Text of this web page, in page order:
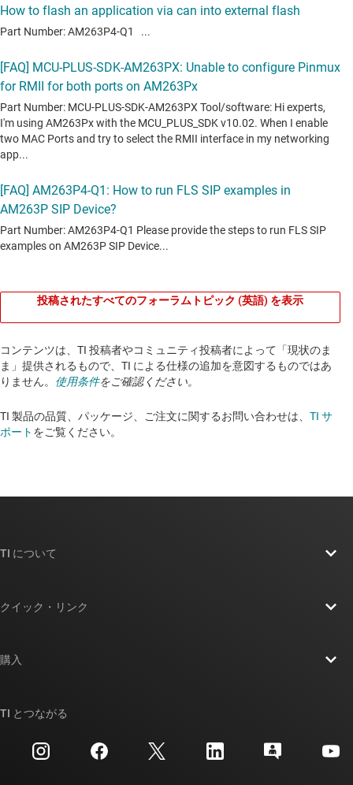
投稿されたすべてのフォーラムトピック (英語) を表示
コンテンツは、TI 投稿者やコミュニティ投稿者によって「現状のま
ま」提供されるもので、TI による仕様の追加を意図するものではあ
りません。 使用条件をご確認ください。
TI 製品の品質、パッケージ、ご注文に関するお問い合わせは、 TI サ
ポート をご覧ください。​​​​​​​​​​​​​​
TI について
投資家向け情報
クイック・リンク
クロスリファレンス検索
カスタマー・サポート・センター
購入
TI とつながる